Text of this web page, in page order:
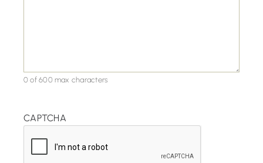
0 of 600 max characters
CAPTCHA